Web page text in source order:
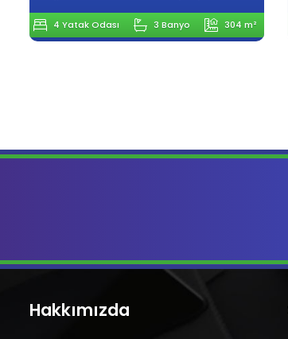
4 Yatak Odası 3 Banyo 304 m²
Hakkımızda